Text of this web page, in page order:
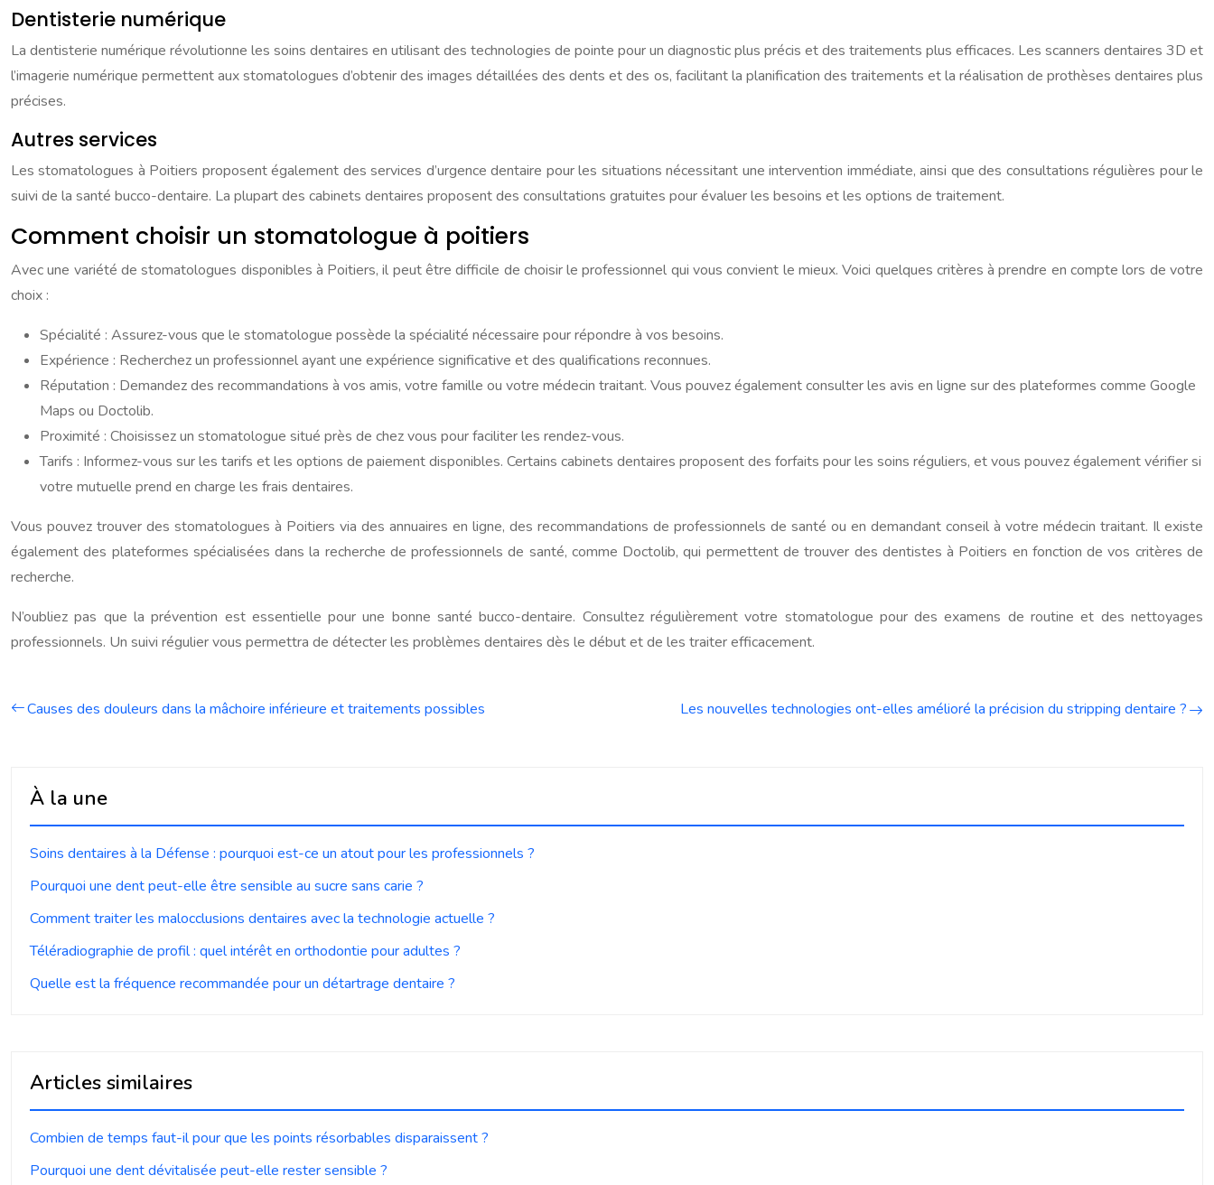
Dentisterie numérique
La dentisterie numérique révolutionne les soins dentaires en utilisant des technologies de pointe pour un diagnostic plus précis et des traitements plus efficaces. Les scanners dentaires 3D et
l’imagerie numérique permettent aux stomatologues d’obtenir des images détaillées des dents et des os, facilitant la planification des traitements et la réalisation de prothèses dentaires plus
précises.
Autres services
Les stomatologues à Poitiers proposent également des services d’urgence dentaire pour les situations nécessitant une intervention immédiate, ainsi que des consultations régulières pour le
suivi de la santé bucco-dentaire. La plupart des cabinets dentaires proposent des consultations gratuites pour évaluer les besoins et les options de traitement.
Comment choisir un stomatologue à poitiers
Avec une variété de stomatologues disponibles à Poitiers, il peut être difficile de choisir le professionnel qui vous convient le mieux. Voici quelques critères à prendre en compte lors de votre
choix :
Spécialité : Assurez-vous que le stomatologue possède la spécialité nécessaire pour répondre à vos besoins.
Expérience : Recherchez un professionnel ayant une expérience significative et des qualifications reconnues.
Réputation : Demandez des recommandations à vos amis, votre famille ou votre médecin traitant. Vous pouvez également consulter les avis en ligne sur des plateformes comme Google
Maps ou Doctolib.
Proximité : Choisissez un stomatologue situé près de chez vous pour faciliter les rendez-vous.
Tarifs : Informez-vous sur les tarifs et les options de paiement disponibles. Certains cabinets dentaires proposent des forfaits pour les soins réguliers, et vous pouvez également vérifier si
votre mutuelle prend en charge les frais dentaires.
Vous pouvez trouver des stomatologues à Poitiers via des annuaires en ligne, des recommandations de professionnels de santé ou en demandant conseil à votre médecin traitant. Il existe
également des plateformes spécialisées dans la recherche de professionnels de santé, comme Doctolib, qui permettent de trouver des dentistes à Poitiers en fonction de vos critères de
recherche.
N’oubliez pas que la prévention est essentielle pour une bonne santé bucco-dentaire. Consultez régulièrement votre stomatologue pour des examens de routine et des nettoyages
professionnels. Un suivi régulier vous permettra de détecter les problèmes dentaires dès le début et de les traiter efficacement.
Causes des douleurs dans la mâchoire inférieure et traitements possibles Les nouvelles technologies ont-elles amélioré la précision du stripping dentaire ?
À la une
Soins dentaires à la Défense : pourquoi est-ce un atout pour les professionnels ?
Pourquoi une dent peut-elle être sensible au sucre sans carie ?
Comment traiter les malocclusions dentaires avec la technologie actuelle ?
Téléradiographie de profil : quel intérêt en orthodontie pour adultes ?
Quelle est la fréquence recommandée pour un détartrage dentaire ?
Articles similaires
Combien de temps faut-il pour que les points résorbables disparaissent ?
Pourquoi une dent dévitalisée peut-elle rester sensible ?